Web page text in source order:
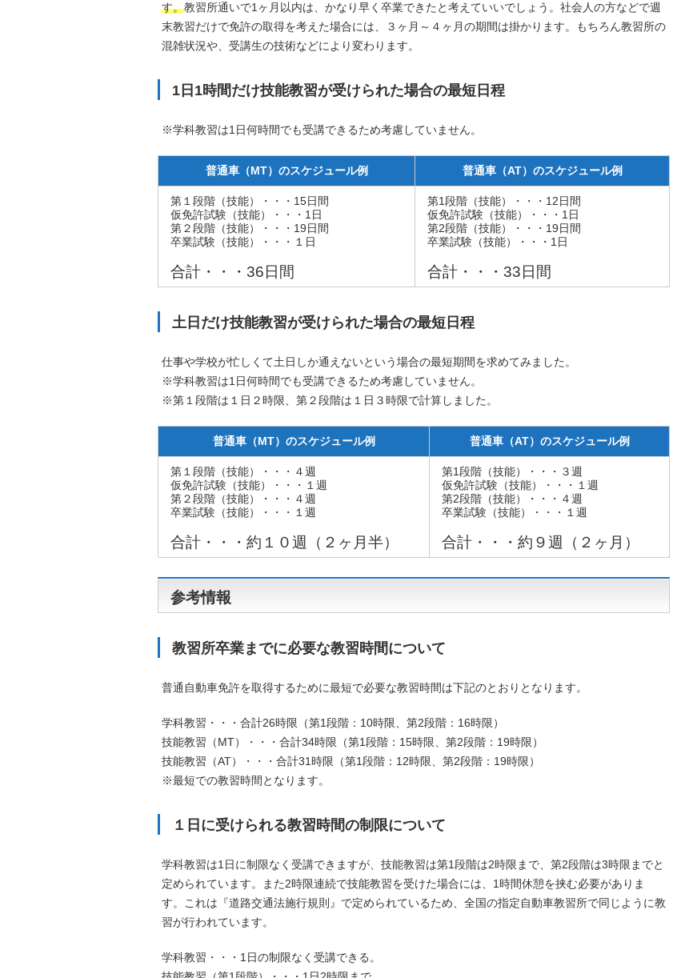
す。教習所通いで1ヶ月以内は、かなり早く卒業できたと考えていいでしょう。社会人の方などで週
末教習だけで免許の取得を考えた場合には、３ヶ月～４ヶ月の期間は掛かります。もちろん教習所の
混雑状況や、受講生の技術などにより変わります。
1日1時間だけ技能教習が受けられた場合の最短日程
※学科教習は1日何時間でも受講できるため考慮していません。
普通車（MT）のスケジュール例 普通車（AT）のスケジュール例
第１段階（技能）・・・15日間
仮免許試験（技能）・・・1日
第２段階（技能）・・・19日間
卒業試験（技能）・・・１日
合計・・・36日間
第1段階（技能）・・・12日間
仮免許試験（技能）・・・1日
第2段階（技能）・・・19日間
卒業試験（技能）・・・1日
合計・・・33日間
土日だけ技能教習が受けられた場合の最短日程
仕事や学校が忙しくて土日しか通えないという場合の最短期間を求めてみました。
※学科教習は1日何時間でも受講できるため考慮していません。
※第１段階は１日２時限、第２段階は１日３時限で計算しました。
普通車（MT）のスケジュール例 普通車（AT）のスケジュール例
第１段階（技能）・・・４週
仮免許試験（技能）・・・１週
第２段階（技能）・・・４週
卒業試験（技能）・・・１週
合計・・・約１０週（２ヶ月半）
第1段階（技能）・・・３週
仮免許試験（技能）・・・１週
第2段階（技能）・・・４週
卒業試験（技能）・・・１週
合計・・・約９週（２ヶ月）
参考情報
教習所卒業までに必要な教習時間について
普通自動車免許を取得するために最短で必要な教習時間は下記のとおりとなります。
学科教習・・・合計26時限（第1段階：10時限、第2段階：16時限）
技能教習（MT）・・・合計34時限（第1段階：15時限、第2段階：19時限）
技能教習（AT）・・・合計31時限（第1段階：12時限、第2段階：19時限）
※最短での教習時間となります。
１日に受けられる教習時間の制限について
学科教習は1日に制限なく受講できますが、技能教習は第1段階は2時限まで、第2段階は3時限までと
定められています。また2時限連続で技能教習を受けた場合には、1時間休憩を挟む必要がありま
す。これは『道路交通法施行規則』で定められているため、全国の指定自動車教習所で同じように教
習が行われています。
学科教習・・・1日の制限なく受講できる。